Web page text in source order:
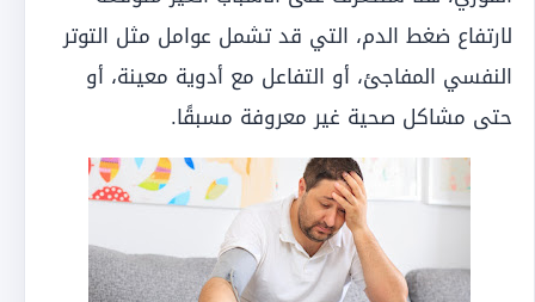
لارتفاع ضغط الدم، التي قد تشمل عوامل مثل التوتر
النفسي المفاجئ، أو التفاعل مع أدوية معينة، أو
حتى مشاكل صحية غير معروفة مسبقًا.